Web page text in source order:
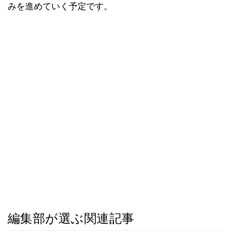
みを進めていく予定です。
編集部が選ぶ関連記事